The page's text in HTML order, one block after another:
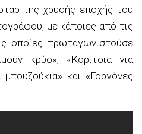
της χρυσής εποχής του
με κάποιες από τις
οποίες πρωταγωνιστούσε
κρύο», «Κορίτσια για
και «Γοργόνες